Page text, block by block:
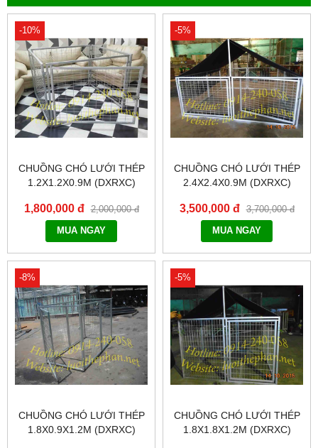
-10%
CHUỒNG CHÓ LƯỚI THÉP
1.2X1.2X0.9M (DXRXC)
1,800,000 đ 2,000,000 đ
MUA NGAY
-5%
CHUỒNG CHÓ LƯỚI THÉP
2.4X2.4X0.9M (DXRXC)
3,500,000 đ 3,700,000 đ
MUA NGAY
-8%
CHUỒNG CHÓ LƯỚI THÉP
1.8X0.9X1.2M (DXRXC)
-5%
CHUỒNG CHÓ LƯỚI THÉP
1.8X1.8X1.2M (DXRXC)